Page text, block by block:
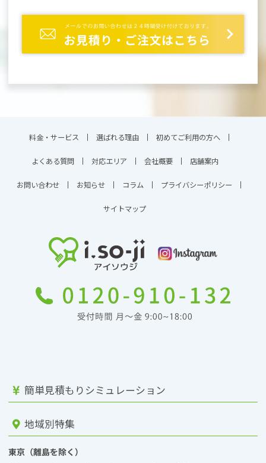
料金・サービス 選ばれる理由 初めてご利用の方へ
よくある質問 対応エリア 会社概要 店舗案内
お問い合わせ お知らせ コラム プライバシーポリシー
サイトマップ
簡単見積もりシミュレーション
地域別特集
東京（離島を除く）